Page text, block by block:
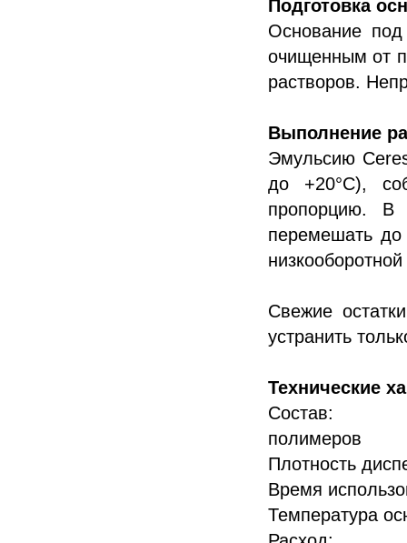
Подготовка
Основание
очищенным от
растворов.
Выполнение
Эмульсию
до +20°С),
пропорцию. В
перемешать
Свежие
устранить
Технические
Состав:
полимеров
Плотность
Время
Температура